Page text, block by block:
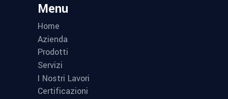
Menu
Home
Azienda
Prodotti
Servizi
I Nostri Lavori
Certificazioni